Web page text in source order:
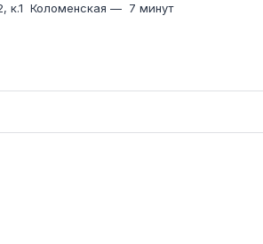
к.1 Коломенская — 7 минут